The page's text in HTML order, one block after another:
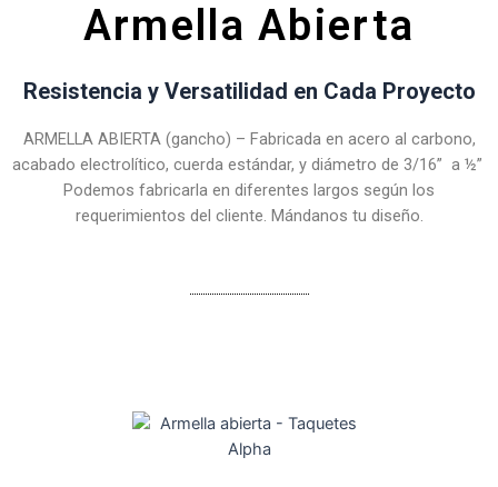
Armella Abierta
Resistencia y Versatilidad en Cada Proyecto
ARMELLA ABIERTA (gancho) – Fabricada en acero al carbono,
acabado electrolítico, cuerda estándar, y diámetro de 3/16” a ½”
Podemos fabricarla en diferentes largos según los
requerimientos del cliente. Mándanos tu diseño.